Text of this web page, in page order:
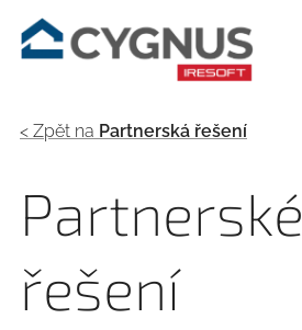
< Zpět na Partnerská řešení
Partnerské
řešení